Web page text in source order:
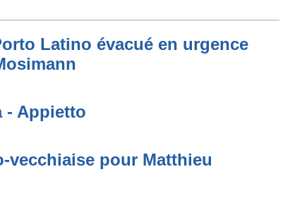
Latino évacué en urgence
- Appietto
vecchiaise pour Matthieu